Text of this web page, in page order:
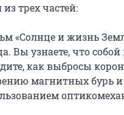
трех частей:
«Солнце и жизнь
Вы узнаете, что
как выбросы
магнитных бурь